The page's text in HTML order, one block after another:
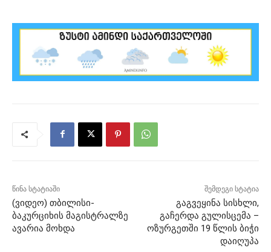
წინა სტატიაში
(ვიდეო) თბილისი-
ბაკურციხის მაგისტრალზე
ავარია მოხდა
შემდეგი სტატია
გაგვეყინა სისხლი,
გაჩერდა გულისცემა –
ოზურგეთში 19 წლის ბიჭი
დაიღუპა